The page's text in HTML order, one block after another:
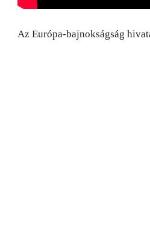
Az Európa-bajnokságság